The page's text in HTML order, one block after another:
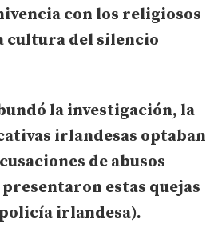
con los religiosos
cultura del silencio
la investigación, la
irlandesas optaban
de abusos
estas quejas
irlandesa).